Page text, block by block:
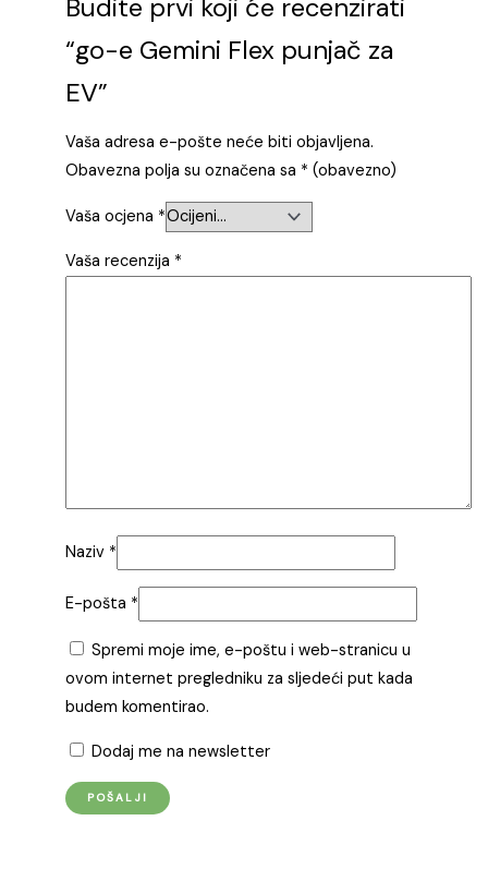
“go-e Gemini Flex punjač za
EV”
Vaša adresa e-pošte neće biti objavljena.
Obavezna polja su označena sa * (obavezno)
Vaša ocjena *
Vaša recenzija *
Naziv *
E-pošta *
Spremi moje ime, e-poštu i web-stranicu u
ovom internet pregledniku za sljedeći put kada
budem komentirao.
Dodaj me na newsletter